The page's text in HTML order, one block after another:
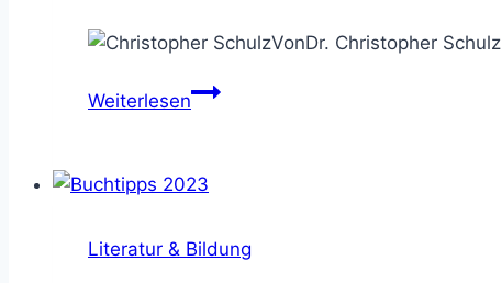
VonDr. Christopher Schulz
WeiterlesenPositionierung
–
Berater-
Bauchladen
Literatur & Bildung